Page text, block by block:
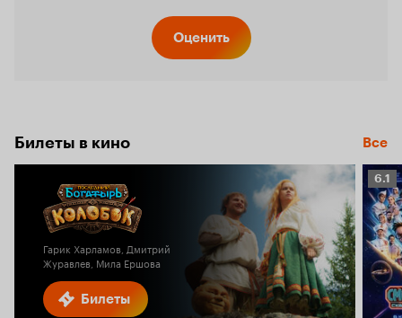
Оценить
Билеты в кино Все
Билеты
Гарик Харламов, Дмитрий
Журавлев, Мила Ершова
6.1
6.1